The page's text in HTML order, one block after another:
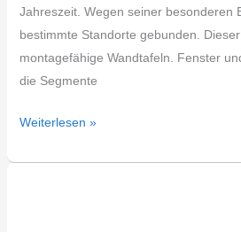
Jahreszeit. Wegen seiner besonderen
bestimmte Standorte gebunden.
montagefähige Wandtafeln. Fenster
die Segmente
Weiterlesen »